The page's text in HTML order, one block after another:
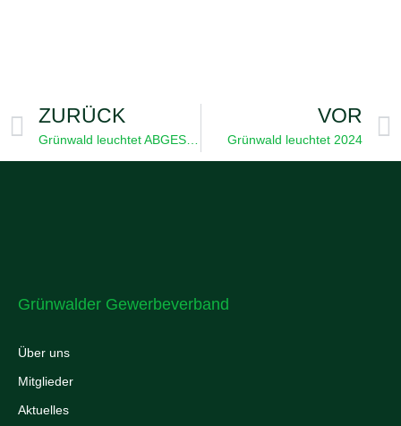
ZURÜCK VOR
Grünwald leuchtet 2024
Grünwalder Gewerbeverband
Über uns
Mitglieder
Aktuelles